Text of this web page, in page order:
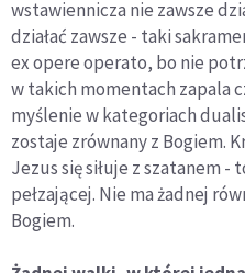
wstawiennicza nie zawsze
działać zawsze - taki
ex opere operato, bo nie
w takich momentach zapala
myślenie w kategoriach
zostaje zrównany z Bogiem.
Jezus się siłuje z szatanem
pełzającej. Nie ma żadnej
Bogiem.